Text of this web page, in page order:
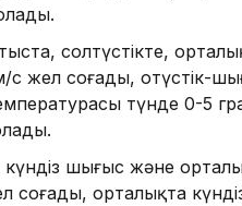
солтүстікте,
с жел соғады, оңтүстік-
түнде 0-5
күндіз шығыс және
соғады, орталықта